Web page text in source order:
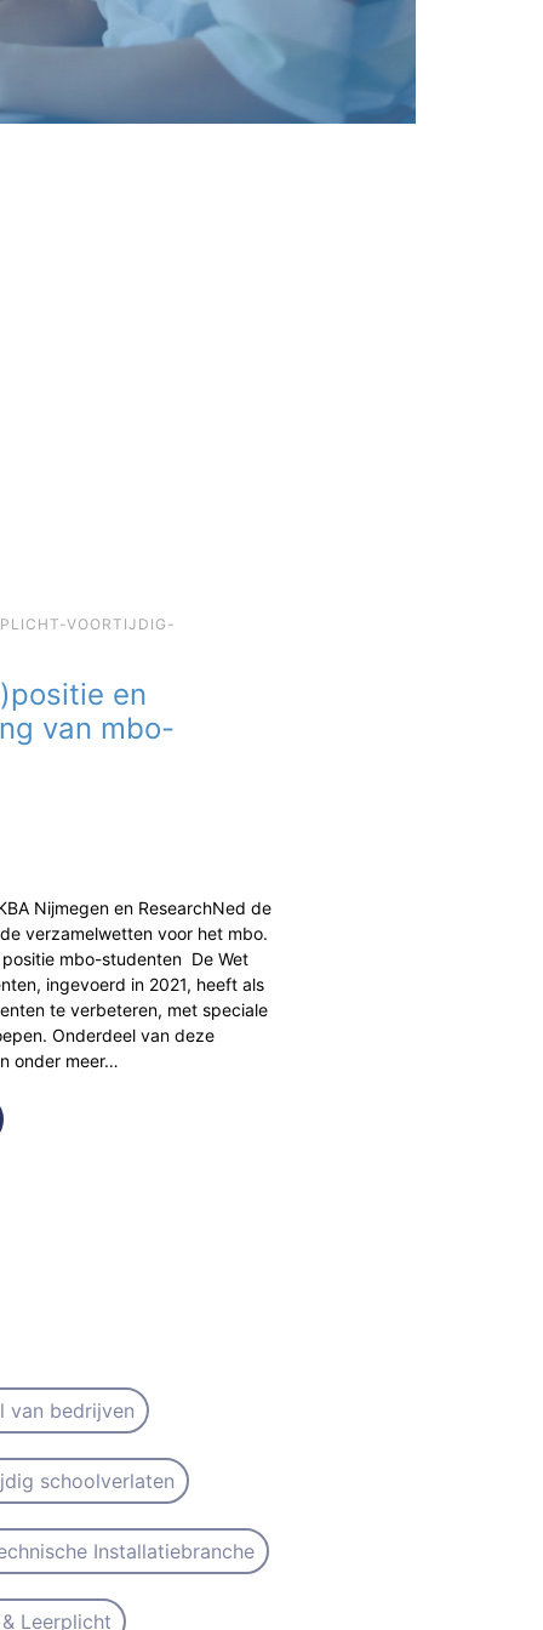
VOORTIJDIG-
en
van mbo-
Nijmegen en ResearchNed de
verzamelwetten voor het mbo.
mbo-studenten De Wet
ingevoerd in 2021, heeft als
te verbeteren, met speciale
Onderdeel van deze
onder meer…
van bedrijven
schoolverlaten
Installatiebranche
Leerplicht